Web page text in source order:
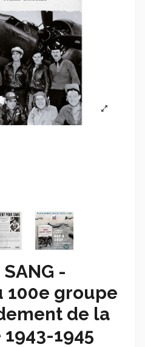
SANG -
100e groupe
de la
1945